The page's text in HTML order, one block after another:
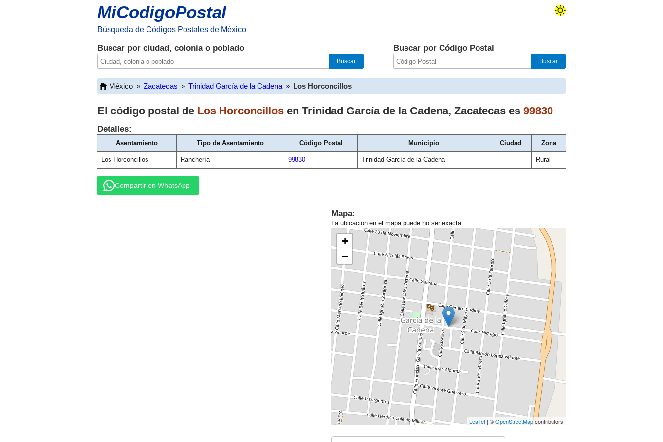
MiCodigoPostal
Búsqueda de Códigos Postales de México
Buscar por ciudad, colonia o poblado Buscar por Código Postal
México » Zacatecas » Trinidad García de la Cadena » Los Horconcillos
El código postal de Los Horconcillos en Trinidad García de la Cadena, Zacatecas es 99830
Detalles:
Asentamiento Tipo de Asentamiento Código Postal Municipio Ciudad Zona
Los Horconcillos Ranchería 99830 Trinidad García de la Cadena - Rural
Compartir en WhatsApp
Mapa:
La ubicación en el mapa puede no ser exacta
+
−
Leaflet | ©OpenStreetMapcontributors